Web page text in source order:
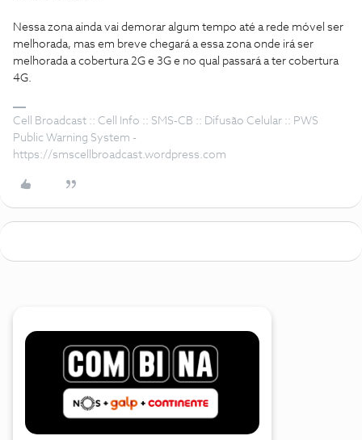
Nessa zona ainda vai demorar algum tempo até a rede móvel ser
melhorada, mas em breve chegará a essa zona onde irá ser
melhorada a cobertura 2G e 3G e no qual passará a ter cobertura
4G.
Cell Broadcast :: Cell Info :: SMS-CB :: Difusão Celular :: PWS
Public Warning System -
https://smscellbroadcast.wordpress.com